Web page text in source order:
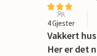
4 Gjester
Vakkert
Her er det